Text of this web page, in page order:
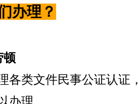
办理？
顿
各类文件民事公证认证
办理